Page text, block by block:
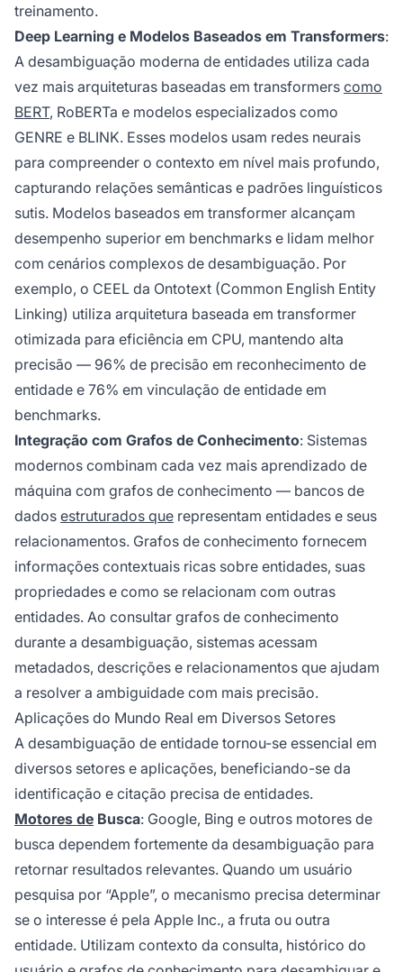
treinamento.
Deep Learning e Modelos Baseados em Transformers:
A desambiguação moderna de entidades utiliza cada
vez mais arquiteturas baseadas em transformers como
BERT, RoBERTa e modelos especializados como
GENRE e BLINK. Esses modelos usam redes neurais
para compreender o contexto em nível mais profundo,
capturando relações semânticas e padrões linguísticos
sutis. Modelos baseados em transformer alcançam
desempenho superior em benchmarks e lidam melhor
com cenários complexos de desambiguação. Por
exemplo, o CEEL da Ontotext (Common English Entity
Linking) utiliza arquitetura baseada em transformer
otimizada para eficiência em CPU, mantendo alta
precisão — 96% de precisão em reconhecimento de
entidade e 76% em vinculação de entidade em
benchmarks.
Integração com Grafos de Conhecimento: Sistemas
modernos combinam cada vez mais aprendizado de
máquina com grafos de conhecimento — bancos de
dados estruturados que representam entidades e seus
relacionamentos. Grafos de conhecimento fornecem
informações contextuais ricas sobre entidades, suas
propriedades e como se relacionam com outras
entidades. Ao consultar grafos de conhecimento
durante a desambiguação, sistemas acessam
metadados, descrições e relacionamentos que ajudam
a resolver a ambiguidade com mais precisão.
Aplicações do Mundo Real em Diversos Setores
A desambiguação de entidade tornou-se essencial em
diversos setores e aplicações, beneficiando-se da
identificação e citação precisa de entidades.
Motores de Busca: Google, Bing e outros motores de
busca dependem fortemente da desambiguação para
retornar resultados relevantes. Quando um usuário
pesquisa por “Apple”, o mecanismo precisa determinar
se o interesse é pela Apple Inc., a fruta ou outra
entidade. Utilizam contexto da consulta, histórico do